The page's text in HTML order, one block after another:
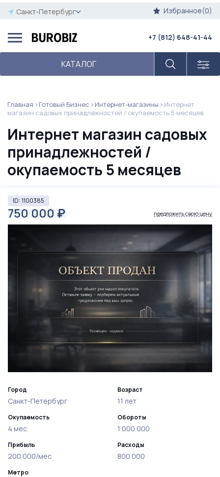
Санкт-Петербург Избранное(0)
КАТАЛОГ
+7 (812) 648-41-44
Главная Готовый Бизнес Интернет-магазины
Интернет
магазин садовых принадлежностей / окупаемость 5 месяцев
Интернет магазин садовых
принадлежностей /
окупаемость 5 месяцев
ID: 1100385
750 000 ₽ предложить свою цену
Город
Санкт-Петербург
Окупаемость
4 мес.
Прибыль
200 000/мес
Возраст
11 лет
Обороты
1 000 000
Расходы
800 000
Метро